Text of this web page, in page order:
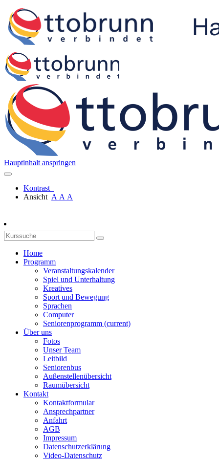
Hauptinhalt anspringen
Kontrast
Ansicht A A A
Home
Programm
Veranstaltungskalender
Spiel und Unterhaltung
Kreatives
Sport und Bewegung
Sprachen
Computer
Seniorenprogramm (current)
Über uns
Fotos
Unser Team
Leitbild
Seniorenbus
Außenstellenübersicht
Raumübersicht
Kontakt
Kontaktformular
Ansprechpartner
Anfahrt
AGB
Impressum
Datenschutzerklärung
Video-Datenschutz